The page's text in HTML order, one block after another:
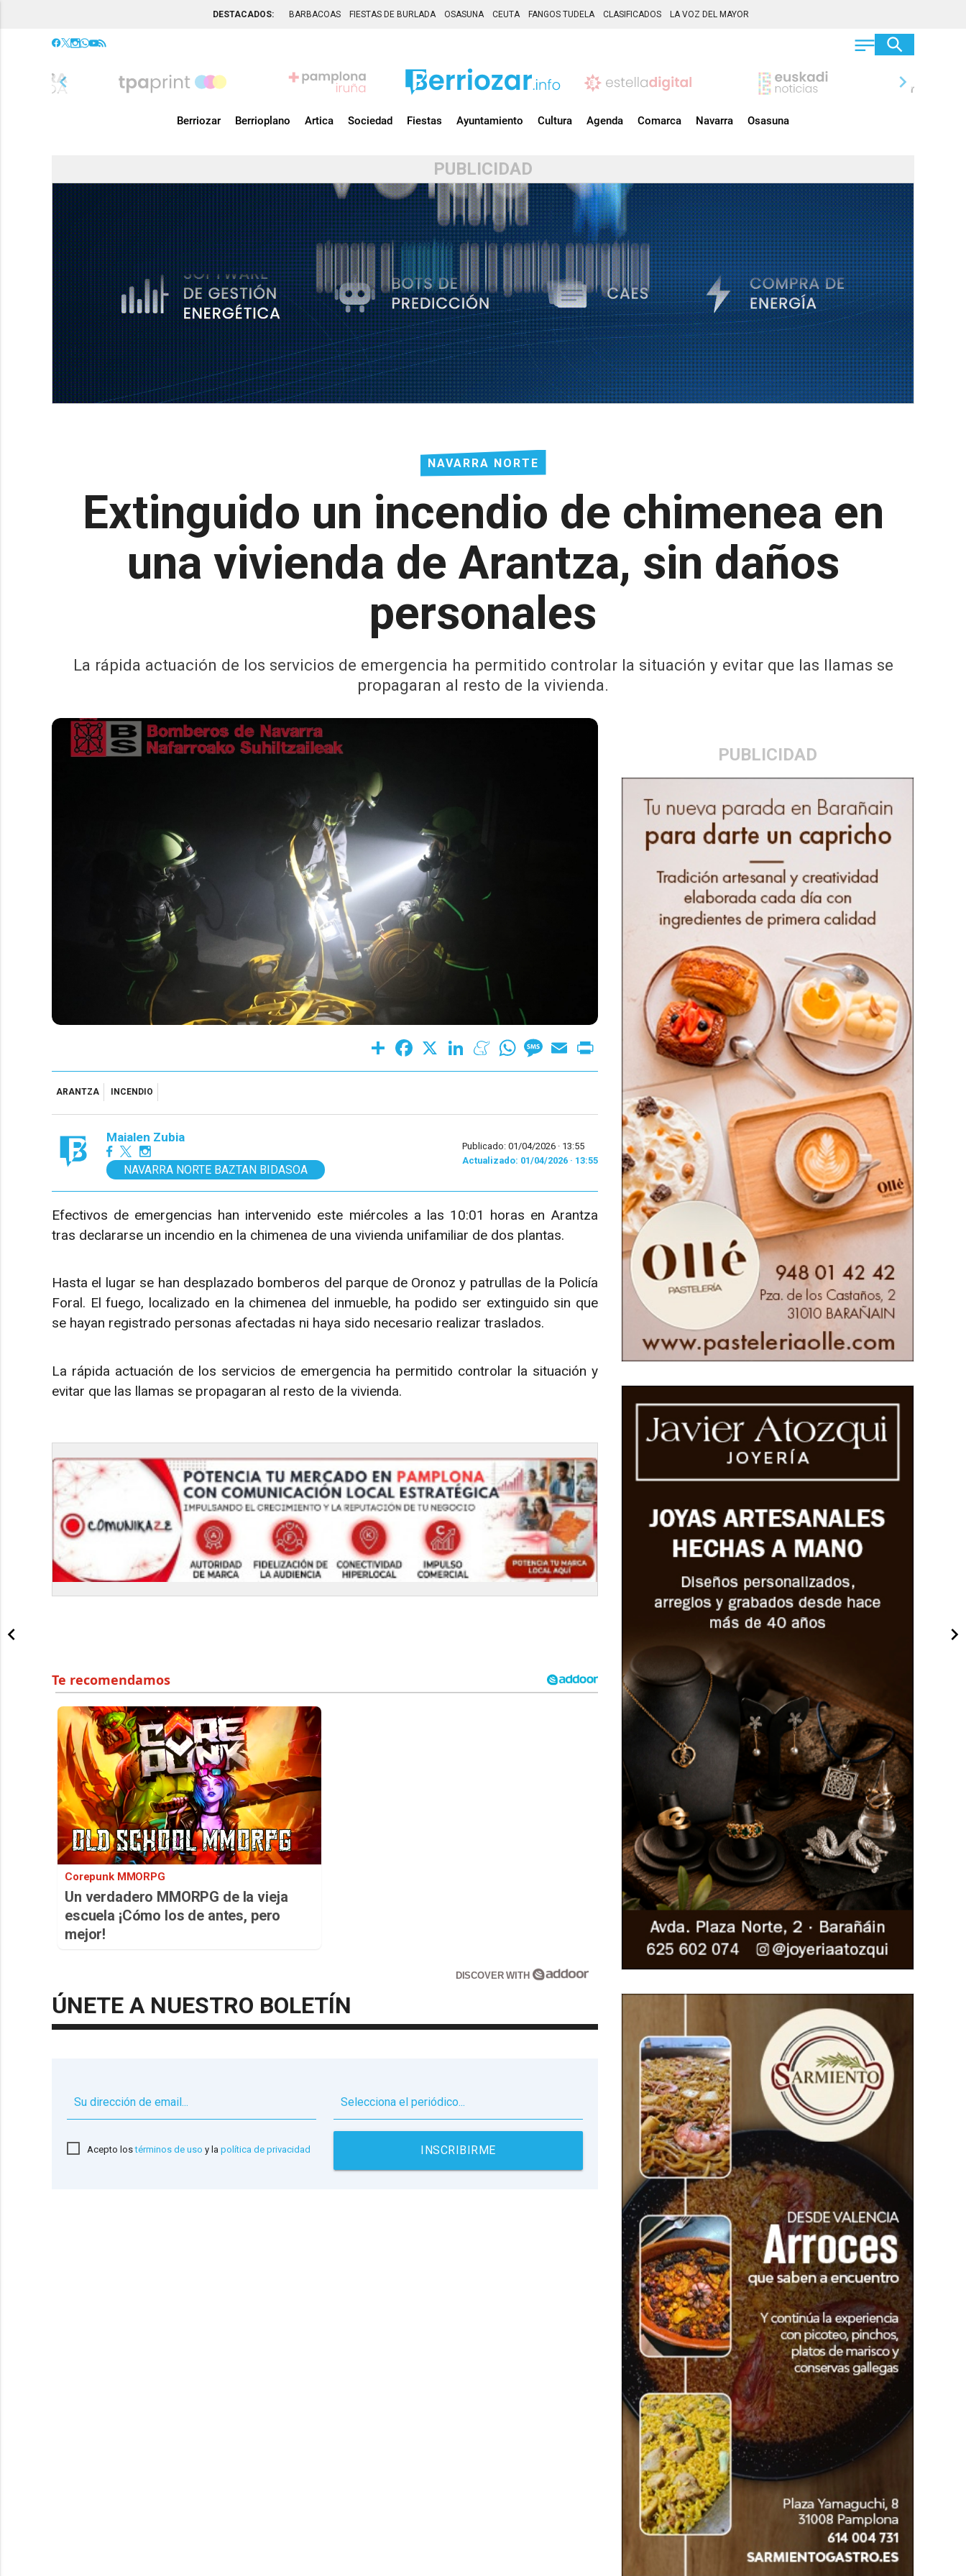
DESTACADOS: BARBACOAS FIESTAS DE BURLADA OSASUNA CEUTA FANGOS TUDELA CLASIFICADOS LA VOZ DEL MAYOR
chevron_left chevron_right
Berriozar Berrioplano Artica Sociedad Fiestas Ayuntamiento Cultura Agenda Comarca Navarra Osasuna
PUBLICIDAD
NAVARRA NORTE
Extinguido un incendio de chimenea en
una vivienda de Arantza, sin daños
personales
La rápida actuación de los servicios de emergencia ha permitido controlar la situación y evitar que las llamas se
propagaran al resto de la vivienda.
PUBLICIDAD
Share Facebook LinkedInMeneameWhatsAppMessage
Email
ARANTZA INCENDIO
Maialen Zubia
NAVARRA NORTE BAZTAN BIDASOA
Publicado: 01/04/2026 · 13:55
Actualizado: 01/04/2026 · 13:55
Efectivos de emergencias han intervenido este miércoles a las 10:01 horas en Arantza
tras declararse un incendio en la chimenea de una vivienda unifamiliar de dos plantas.
Hasta el lugar se han desplazado bomberos del parque de Oronoz y patrullas de la Policía
Foral. El fuego, localizado en la chimenea del inmueble, ha podido ser extinguido sin que
se hayan registrado personas afectadas ni haya sido necesario realizar traslados.
La rápida actuación de los servicios de emergencia ha permitido controlar la situación y
evitar que las llamas se propagaran al resto de la vivienda.
Corepunk MMORPG
Un verdadero MMORPG de la vieja
escuela ¡Cómo los de antes, pero
mejor!
DISCOVER WITH
ÚNETE A NUESTRO BOLETÍN
Acepto lostérminos de uso y la política de privacidad INSCRIBIRME